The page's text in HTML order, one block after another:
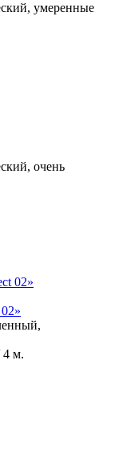
умеренные
очень
4 м.